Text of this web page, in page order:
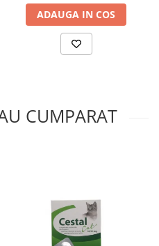
ADAUGA IN COS
CUMPARAT